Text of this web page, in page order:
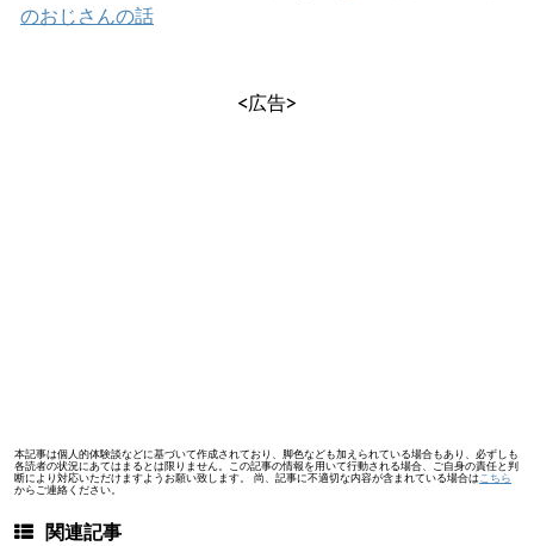
のおじさんの話
<広告>
本記事は個人的体験談などに基づいて作成されており、脚色なども加えられている場合もあり、必ずしも
各読者の状況にあてはまるとは限りません。この記事の情報を用いて行動される場合、ご自身の責任と判
断により対応いただけますようお願い致します。 尚、記事に不適切な内容が含まれている場合は こちら
からご連絡ください。
関連記事